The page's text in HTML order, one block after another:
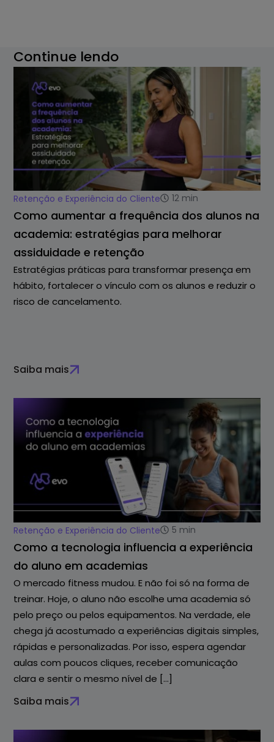
Continue lendo
Retenção e Experiência do Cliente 12 min
Como aumentar a frequência dos alunos na
academia: estratégias para melhorar
assiduidade e retenção
Estratégias práticas para transformar presença em
hábito, fortalecer o vínculo com os alunos e reduzir o
risco de cancelamento.
Saiba mais
Retenção e Experiência do Cliente 5 min
Como a tecnologia influencia a experiência
do aluno em academias
O mercado fitness mudou. E não foi só na forma de
treinar. Hoje, o aluno não escolhe uma academia só
pelo preço ou pelos equipamentos. Na verdade, ele
chega já acostumado a experiências digitais simples,
rápidas e personalizadas. Por isso, espera agendar
aulas com poucos cliques, receber comunicação
clara e sentir o mesmo nível de […]
Saiba mais